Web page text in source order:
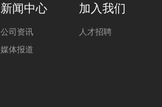
新闻中心
公司资讯
媒体报道
加入我们
人才招聘